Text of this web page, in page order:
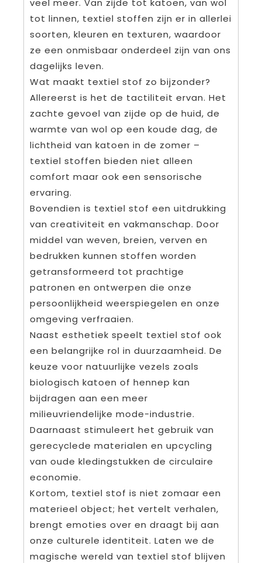
veel meer. Van zijde tot katoen, van wol
tot linnen, textiel stoffen zijn er in allerlei
soorten, kleuren en texturen, waardoor
ze een onmisbaar onderdeel zijn van ons
dagelijks leven.
Wat maakt textiel stof zo bijzonder?
Allereerst is het de tactiliteit ervan. Het
zachte gevoel van zijde op de huid, de
warmte van wol op een koude dag, de
lichtheid van katoen in de zomer –
textiel stoffen bieden niet alleen
comfort maar ook een sensorische
ervaring.
Bovendien is textiel stof een uitdrukking
van creativiteit en vakmanschap. Door
middel van weven, breien, verven en
bedrukken kunnen stoffen worden
getransformeerd tot prachtige
patronen en ontwerpen die onze
persoonlijkheid weerspiegelen en onze
omgeving verfraaien.
Naast esthetiek speelt textiel stof ook
een belangrijke rol in duurzaamheid. De
keuze voor natuurlijke vezels zoals
biologisch katoen of hennep kan
bijdragen aan een meer
milieuvriendelijke mode-industrie.
Daarnaast stimuleert het gebruik van
gerecyclede materialen en upcycling
van oude kledingstukken de circulaire
economie.
Kortom, textiel stof is niet zomaar een
materieel object; het vertelt verhalen,
brengt emoties over en draagt bij aan
onze culturele identiteit. Laten we de
magische wereld van textiel stof blijven